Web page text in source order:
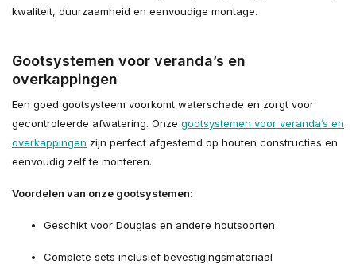
kwaliteit, duurzaamheid en eenvoudige montage.
Gootsystemen voor veranda’s en
overkappingen
Een goed gootsysteem voorkomt waterschade en zorgt voor
gecontroleerde afwatering. Onze gootsystemen voor veranda’s en
overkappingen zijn perfect afgestemd op houten constructies en
eenvoudig zelf te monteren.
Voordelen van onze gootsystemen:
Geschikt voor Douglas en andere houtsoorten
Complete sets inclusief bevestigingsmateriaal